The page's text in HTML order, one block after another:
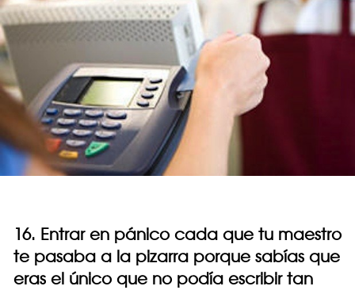
16. Entrar en pánico cada que tu maestro
te pasaba a la pizarra porque sabías que
eras el único que no podía escribir tan